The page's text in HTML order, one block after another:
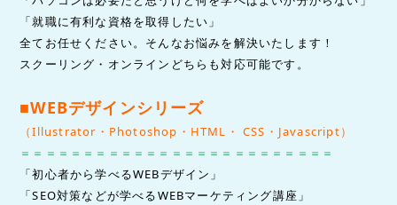
「就職に有利な資格を取得したい」
全てお任せください。そんなお悩みを解決いたします！
スクーリング・オンラインどちらも対応可能です。
■WEBデザインシリーズ
（Illustrator・Photoshop・HTML・ CSS・Javascript）
＝＝＝＝＝＝＝＝＝＝＝＝＝＝＝＝＝＝＝＝＝＝＝＝＝
「初心者から学べるWEBデザイン」
「SEO対策などが学べるWEBマーケティング講座」